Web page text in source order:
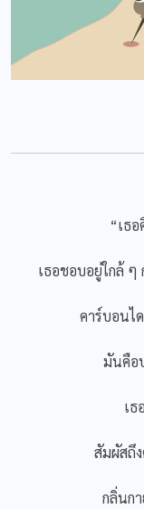
“เธ
เธอชอบอยู่ใกล้
คาร์บอนไ
มันคือ
เธ
สัมผัสถึ
กลิ่นก